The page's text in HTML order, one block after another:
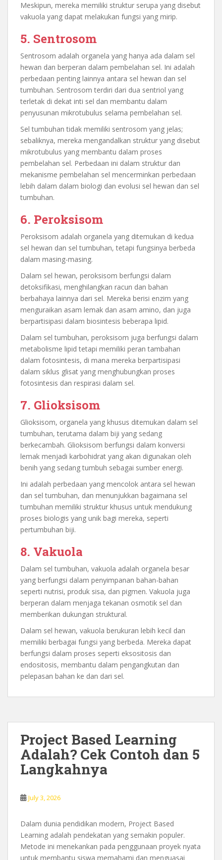
Meskipun, mereka memiliki struktur serupa yang disebut
vakuola yang dapat melakukan fungsi yang mirip.
5. Sentrosom
Sentrosom adalah organela yang hanya ada dalam sel
hewan dan berperan dalam pembelahan sel. Ini adalah
perbedaan penting lainnya antara sel hewan dan sel
tumbuhan. Sentrosom terdiri dari dua sentriol yang
terletak di dekat inti sel dan membantu dalam
penyusunan mikrotubulus selama pembelahan sel.
Sel tumbuhan tidak memiliki sentrosom yang jelas;
sebaliknya, mereka mengandalkan struktur yang disebut
mikrotubulus yang membantu dalam proses
pembelahan sel. Perbedaan ini dalam struktur dan
mekanisme pembelahan sel mencerminkan perbedaan
lebih dalam dalam biologi dan evolusi sel hewan dan sel
tumbuhan.
6. Peroksisom
Peroksisom adalah organela yang ditemukan di kedua
sel hewan dan sel tumbuhan, tetapi fungsinya berbeda
dalam masing-masing.
Dalam sel hewan, peroksisom berfungsi dalam
detoksifikasi, menghilangkan racun dan bahan
berbahaya lainnya dari sel. Mereka berisi enzim yang
menguraikan asam lemak dan asam amino, dan juga
berpartisipasi dalam biosintesis beberapa lipid.
Dalam sel tumbuhan, peroksisom juga berfungsi dalam
metabolisme lipid tetapi memiliki peran tambahan
dalam fotosintesis, di mana mereka berpartisipasi
dalam siklus glisat yang menghubungkan proses
fotosintesis dan respirasi dalam sel.
7. Glioksisom
Glioksisom, organela yang khusus ditemukan dalam sel
tumbuhan, terutama dalam biji yang sedang
berkecambah. Glioksisom berfungsi dalam konversi
lemak menjadi karbohidrat yang akan digunakan oleh
benih yang sedang tumbuh sebagai sumber energi.
Ini adalah perbedaan yang mencolok antara sel hewan
dan sel tumbuhan, dan menunjukkan bagaimana sel
tumbuhan memiliki struktur khusus untuk mendukung
proses biologis yang unik bagi mereka, seperti
pertumbuhan biji.
8. Vakuola
Dalam sel tumbuhan, vakuola adalah organela besar
yang berfungsi dalam penyimpanan bahan-bahan
seperti nutrisi, produk sisa, dan pigmen. Vakuola juga
berperan dalam menjaga tekanan osmotik sel dan
memberikan dukungan struktural.
Dalam sel hewan, vakuola berukuran lebih kecil dan
memiliki berbagai fungsi yang berbeda. Mereka dapat
berfungsi dalam proses seperti eksositosis dan
endositosis, membantu dalam pengangkutan dan
pelepasan bahan ke dan dari sel.
Project Based Learning
Adalah? Cek Contoh dan 5
Langkahnya
July 3, 2026
Dalam dunia pendidikan modern, Project Based
Learning adalah pendekatan yang semakin populer.
Metode ini menekankan pada penggunaan proyek nyata
untuk membantu siswa memahami dan menguasai